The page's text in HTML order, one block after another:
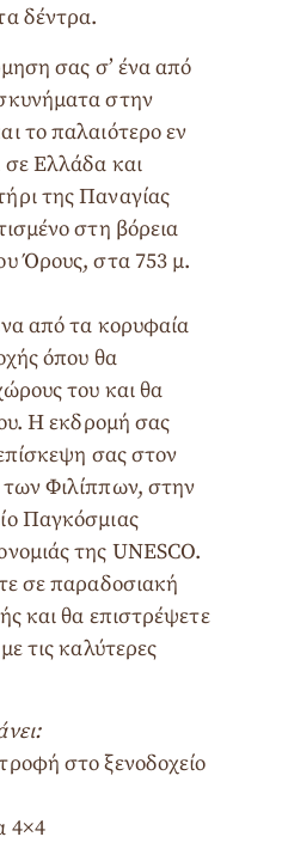
δέντρα.
σας σ’ ένα από
στην
το παλαιότερο εν
σε Ελλάδα και
της Παναγίας
στη βόρεια
Όρους, στα 753 μ.
από τα κορυφαία
όπου θα
του και θα
Η εκδρομή σας
σας στον
Φιλίππων, στην
Παγκόσμιας
της UNESCO.
σε παραδοσιακή
και θα επιστρέψετε
τις καλύτερες
στο ξενοδοχείο
4×4